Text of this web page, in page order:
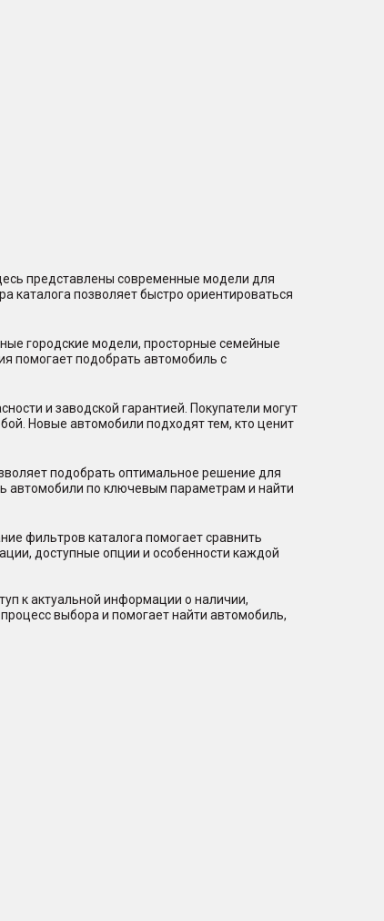
представлены современные модели для
каталога позволяет быстро ориентироваться
городские модели, просторные семейные
помогает подобрать автомобиль с
и заводской гарантией. Покупатели могут
Новые автомобили подходят тем, кто ценит
подобрать оптимальное решение для
автомобили по ключевым параметрам и найти
фильтров каталога помогает сравнить
доступные опции и особенности каждой
к актуальной информации о наличии,
выбора и помогает найти автомобиль,